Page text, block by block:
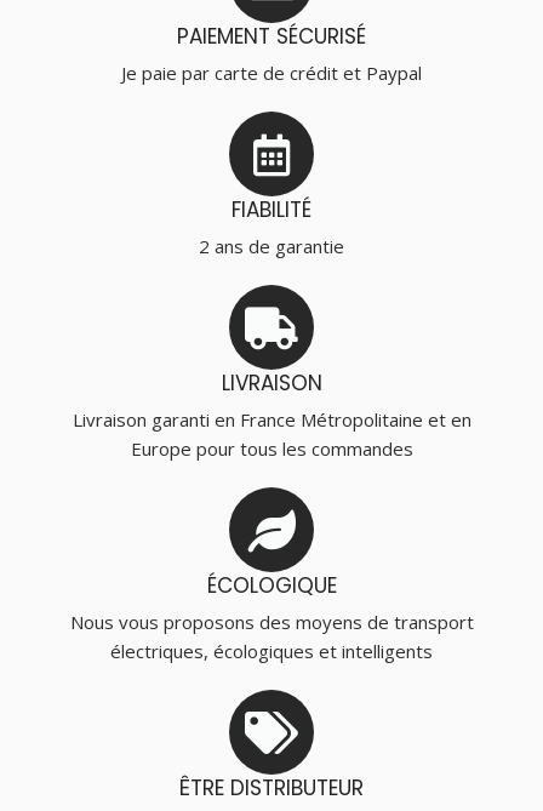
PAIEMENT SÉCURISÉ
Je paie par carte de crédit et Paypal
FIABILITÉ
2 ans de garantie
LIVRAISON
Livraison garanti en France Métropolitaine et en
Europe pour tous les commandes
ÉCOLOGIQUE
Nous vous proposons des moyens de transport
électriques, écologiques et intelligents
ÊTRE DISTRIBUTEUR